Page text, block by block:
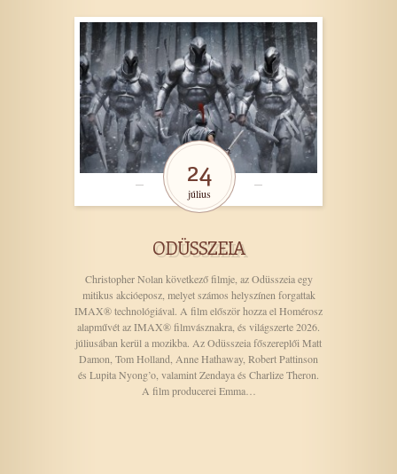
24
július
ODÜSSZEIA
Christopher Nolan következő filmje, az Odüsszeia egy
mitikus akcióeposz, melyet számos helyszínen forgattak
IMAX® technológiával. A film először hozza el Homérosz
alapművét az IMAX® filmvásznakra, és világszerte 2026.
júliusában kerül a mozikba. Az Odüsszeia főszereplői Matt
Damon, Tom Holland, Anne Hathaway, Robert Pattinson
és Lupita Nyong’o, valamint Zendaya és Charlize Theron.
A film producerei Emma…